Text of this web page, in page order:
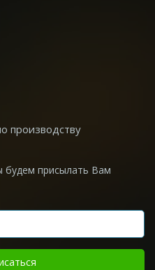
производству
будем присылать Вам